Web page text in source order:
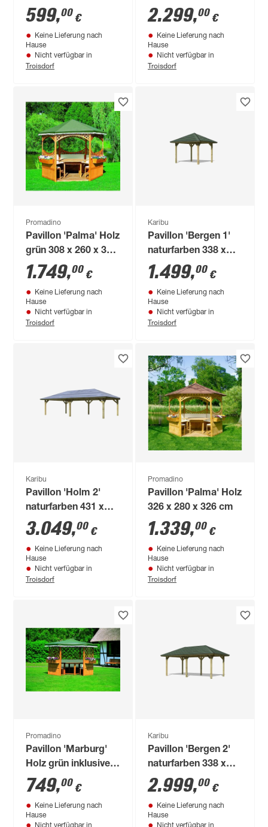
x 304 cm
599,00 €
Keine Lieferung nach
Hause
Nicht verfügbar in
Troisdorf
2.299,00 €
Keine Lieferung nach
Hause
Nicht verfügbar in
Troisdorf
Promadino
Pavillon 'Palma' Holz
grün 308 x 260 x 308
cm
1.749,00 €
Keine Lieferung nach
Hause
Nicht verfügbar in
Troisdorf
Karibu
Pavillon 'Bergen 1'
naturfarben 338 x
338 x 290 cm
1.499,00 €
Keine Lieferung nach
Hause
Nicht verfügbar in
Troisdorf
Karibu
Pavillon 'Holm 2'
naturfarben 431 x
778 x 315 cm
3.049,00 €
Keine Lieferung nach
Hause
Nicht verfügbar in
Troisdorf
Promadino
Pavillon 'Palma' Holz
326 x 280 x 326 cm
1.339,00 €
Keine Lieferung nach
Hause
Nicht verfügbar in
Troisdorf
Promadino
Pavillon 'Marburg'
Holz grün inklusive
Möbel 309 x 211 x
309 cm
749,00 €
Keine Lieferung nach
Hause
Karibu
Pavillon 'Bergen 2'
naturfarben 338 x
592 x 290 cm
2.999,00 €
Keine Lieferung nach
Hause